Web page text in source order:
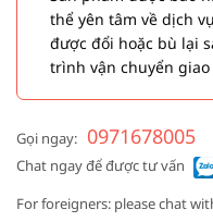
thể yên tâm về dịch
được đổi hoặc bù lại
trình vận chuyển
Gọi ngay: 0971678005
Chat ngay để được tư vấn
For foreigners: please chat